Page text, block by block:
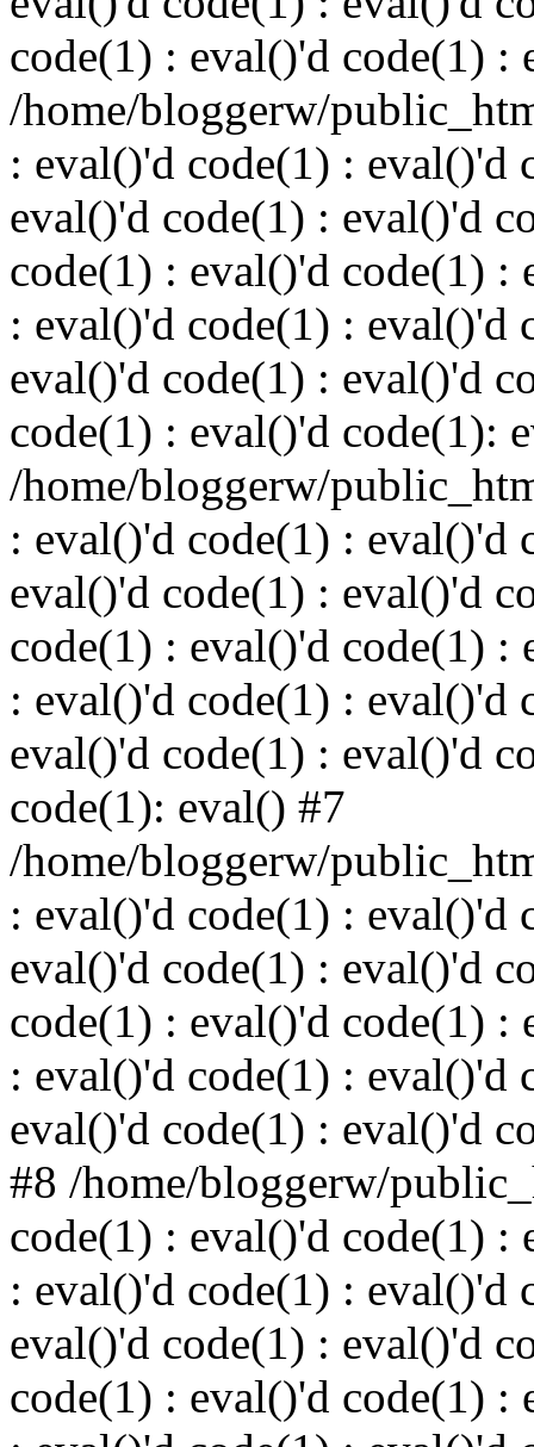
code(1) : eval()'d code(1) :
/home/bloggerw/
: eval()'d code(1) : eval()'d
eval()'d code(1) : eval()'d
code(1) : eval()'d code(1) :
: eval()'d code(1) : eval()'d
eval()'d code(1) : eval()'d
code(1) : eval()'d code(1):
/home/bloggerw/
: eval()'d code(1) : eval()'d
eval()'d code(1) : eval()'d
code(1) : eval()'d code(1) :
: eval()'d code(1) : eval()'d
eval()'d code(1) : eval()'d
code(1): eval() #7
/home/bloggerw/
: eval()'d code(1) : eval()'d
eval()'d code(1) : eval()'d
code(1) : eval()'d code(1) :
: eval()'d code(1) : eval()'d
eval()'d code(1) : eval()'d
#8 /home/bloggerw/
code(1) : eval()'d code(1) :
: eval()'d code(1) : eval()'d
eval()'d code(1) : eval()'d
code(1) : eval()'d code(1) :